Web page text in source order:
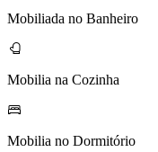
Mobiliada no Banheiro
Mobilia na Cozinha
Mobilia no Dormitório